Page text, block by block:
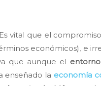
vital que el
económicos), e
que aunque el
enseñado la economía